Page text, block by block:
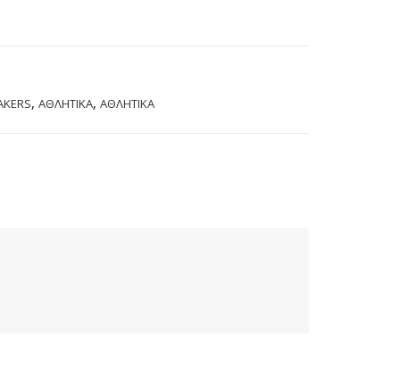
, ΑΘΛΗΤΙΚΑ, ΑΘΛΗΤΙΚΑ